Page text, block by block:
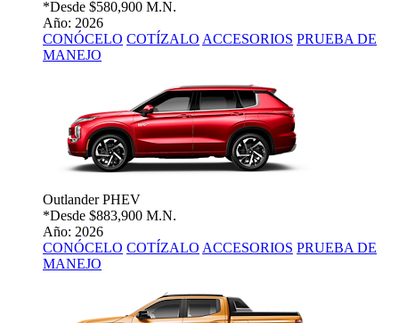
*Desde $580,900 M.N.
Año: 2026
CONÓCELO COTÍZALO ACCESORIOS PRUEBA DE
MANEJO
Outlander PHEV
*Desde $883,900 M.N.
Año: 2026
CONÓCELO COTÍZALO ACCESORIOS PRUEBA DE
MANEJO